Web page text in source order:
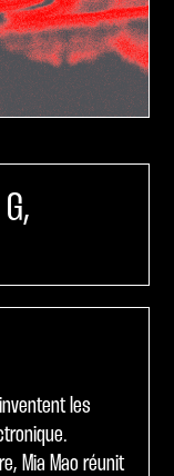
les
Mia Mao réunit